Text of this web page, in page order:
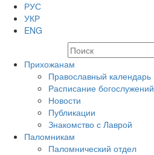
РУС
УКР
ENG
Прихожанам
Православный календарь
Расписание богослужений
Новости
Публикации
Знакомство с Лаврой
Паломникам
Паломнический отдел